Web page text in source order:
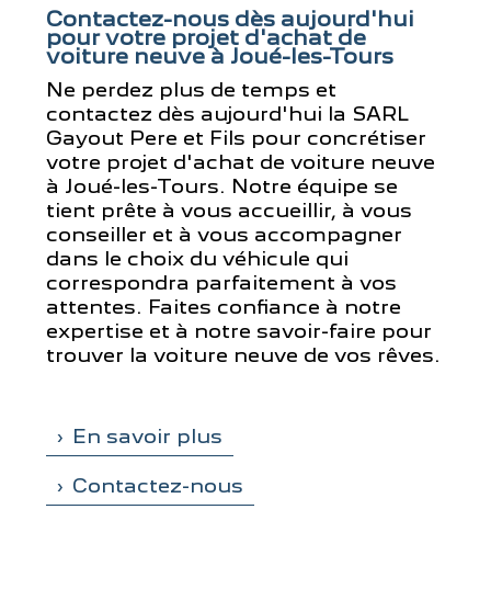
Contactez-nous dès aujourd'hui
pour votre projet d'achat de
voiture neuve à Joué-les-Tours
Ne perdez plus de temps et
contactez dès aujourd'hui la SARL
Gayout Pere et Fils pour concrétiser
votre projet d'achat de voiture neuve
à Joué-les-Tours. Notre équipe se
tient prête à vous accueillir, à vous
conseiller et à vous accompagner
dans le choix du véhicule qui
correspondra parfaitement à vos
attentes. Faites confiance à notre
expertise et à notre savoir-faire pour
trouver la voiture neuve de vos rêves.
En savoir plus
Contactez-nous